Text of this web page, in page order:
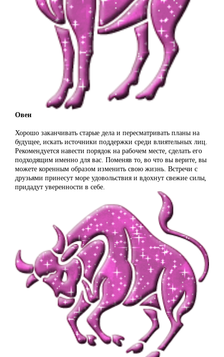
Овен
Хорошо заканчивать старые дела и пересматривать планы на
будущее, искать источники поддержки среди влиятельных лиц.
Рекомендуется навести порядок на рабочем месте, сделать его
подходящим именно для вас. Поменяв то, во что вы верите, вы
можете коренным образом изменить свою жизнь. Встречи с
друзьями принесут море удовольствия и вдохнут свежие силы,
придадут уверенности в себе.